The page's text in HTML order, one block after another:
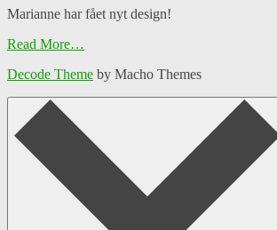
Marianne har fået nyt design!
Read More…
Decode Theme by Macho Themes